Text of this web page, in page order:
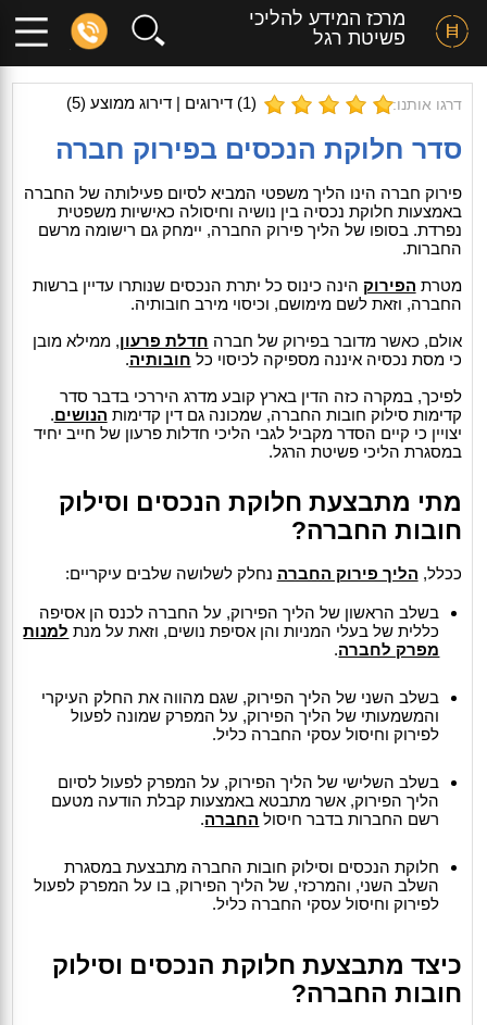
מרכז המידע להליכי
פשיטת רגל
דרגו אותנו: (
1) דירוגים | דירוג ממוצע (5
)
סדר חלוקת הנכסים בפירוק חברה
פירוק חברה הינו הליך משפטי המביא לסיום פעילותה של החברה
באמצעות חלוקת נכסיה בין נושיה וחיסולה כאישיות משפטית
נפרדת. בסופו של הליך פירוק החברה, יימחק גם רישומה מרשם
החברות.
מטרת הפירוק הינה כינוס כל יתרת הנכסים שנותרו עדיין ברשות
החברה, וזאת לשם מימושם, וכיסוי מירב חובותיה.
אולם, כאשר מדובר בפירוק של חברה חדלת פרעון, ממילא מובן
כי מסת נכסיה איננה מספיקה לכיסוי כל חובותיה.
לפיכך, במקרה כזה הדין בארץ קובע מדרג היררכי בדבר סדר
קדימות סילוק חובות החברה, שמכונה גם דין קדימות הנושים.
יצויין כי קיים הסדר מקביל לגבי הליכי חדלות פרעון של חייב יחיד
במסגרת הליכי פשיטת הרגל.
מתי מתבצעת חלוקת הנכסים וסילוק
חובות החברה?
ככלל, הליך פירוק החברה נחלק לשלושה שלבים עיקריים:
בשלב הראשון של הליך הפירוק, על החברה לכנס הן אסיפה
כללית של בעלי המניות והן אסיפת נושים, וזאת על מנת למנות
מפרק לחברה.
בשלב השני של הליך הפירוק, שגם מהווה את החלק העיקרי
והמשמעותי של הליך הפירוק, על המפרק שמונה לפעול
לפירוק וחיסול עסקי החברה כליל.
בשלב השלישי של הליך הפירוק, על המפרק לפעול לסיום
הליך הפירוק, אשר מתבטא באמצעות קבלת הודעה מטעם
רשם החברות בדבר חיסול החברה.
חלוקת הנכסים וסילוק חובות החברה מתבצעת במסגרת
השלב השני, והמרכזי, של הליך הפירוק, בו על המפרק לפעול
לפירוק וחיסול עסקי החברה כליל.
כיצד מתבצעת חלוקת הנכסים וסילוק
חובות החברה?